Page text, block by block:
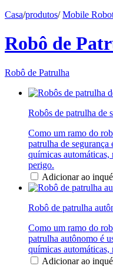
Casa/produtos/ Mobile
Robô de
Robô de Patrulha
Robôs de patrulha de
Como um ramo do
patrulha de segurança
químicas automáticas,
perigo.
Adicionar ao
Robô de patrulha
Como um ramo do
patrulha autônomo é
químicas
Adicionar ao